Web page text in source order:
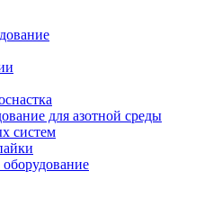
для азотной среды
систем